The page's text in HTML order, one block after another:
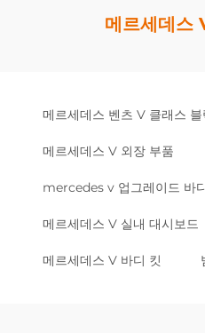
메르세데스
메르세데스 벤츠 V 클래스 블
메르세데스 V 외장 부품
mercedes v 업그레이드 바
메르세데스 V 실내 대시보드
메르세데스 V 바디 킷